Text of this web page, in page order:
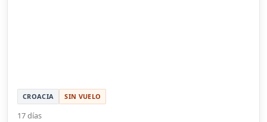
CROACIA SIN VUELO
17 días